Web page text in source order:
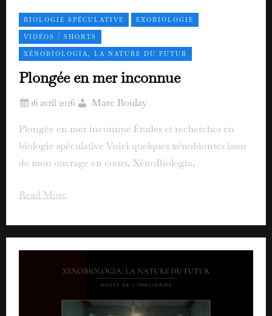
BIOLOGIE SPÉCULATIVE EXOBIOLOGIE
VIDÉOS / SHORTS
XÉNOBIOLOGIA, LA NATURE DU FUTUR
Plongée en mer inconnue
Marc Boulay
Plongée en mer inconnue Études et recherches en
biologie spéculative Voici quelques xénobiontes issus
de mon ouvrage en cours, XénoBiologia,
Read More